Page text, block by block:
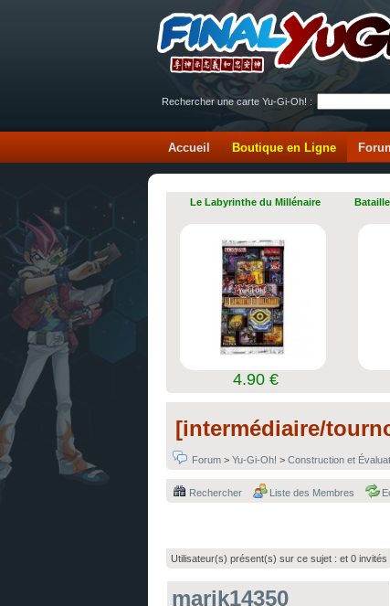
Rechercher une carte Yu-Gi-Oh! :
Accueil Boutique en Ligne
Le Labyrinthe du Millénaire
4.90 €
[intermédiaire/
Forum > Yu-Gi-Oh! > Construction et
Rechercher Liste des Membres
Utilisateur(s) présent(s) sur ce sujet : et 0 invités
marik14350